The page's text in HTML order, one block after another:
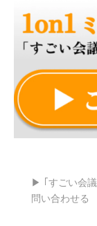
▶ ｢すごい会
問い合わせる